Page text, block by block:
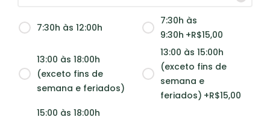
7:30h às 12:00h
7:30h às
9:30h +R$15,00
13:00 às 18:00h
(exceto fins de
semana e feriados)
13:00 às 15:00h
(exceto fins de
semana e
feriados) +R$15,00
15:00 às 18:00h